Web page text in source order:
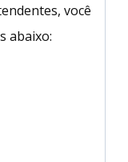
você
abaixo: